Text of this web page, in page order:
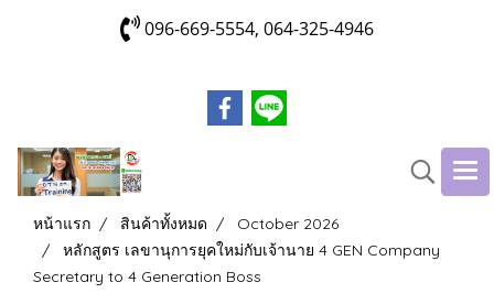
096-669-5554, 064-325-4946
หน้าแรก สินค้าทั้งหมด
October 2026
หลักสูตร เลขานุการยุคใหม่กับเจ้านาย 4 GEN Company
Secretary to 4 Generation Boss